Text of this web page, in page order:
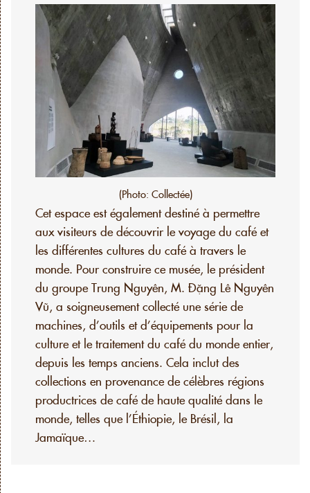
(Photo: Collectée)
Cet espace est également destiné à permettre
aux visiteurs de découvrir le voyage du café et
les différentes cultures du café à travers le
monde. Pour construire ce musée, le président
du groupe Trung Nguyên, M. Đặng Lê Nguyên
Vũ, a soigneusement collecté une série de
machines, d’outils et d’équipements pour la
culture et le traitement du café du monde entier,
depuis les temps anciens. Cela inclut des
collections en provenance de célèbres régions
productrices de café de haute qualité dans le
monde, telles que l’Éthiopie, le Brésil, la
Jamaïque…